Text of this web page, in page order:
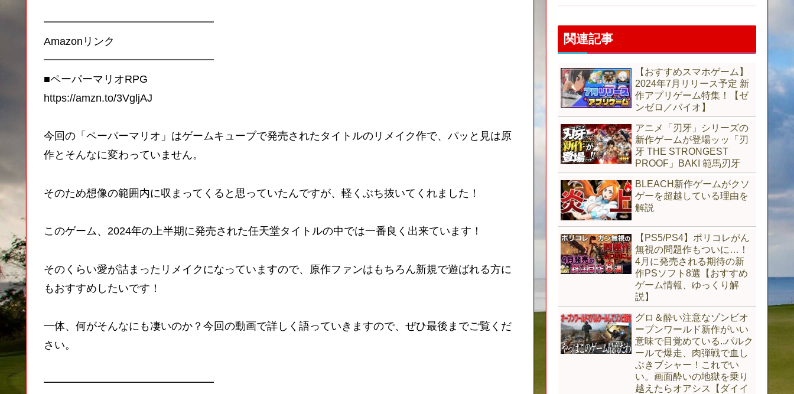
━━━━━━━━━━━━━━━━
Amazonリンク
━━━━━━━━━━━━━━━━
■ペーパーマリオRPG
https://amzn.to/3VgljAJ
今回の「ペーパーマリオ」はゲームキューブで発売されたタイトルのリメイク作で、パッと見は原
作とそんなに変わっていません。
そのため想像の範囲内に収まってくると思っていたんですが、軽くぶち抜いてくれました！
このゲーム、2024年の上半期に発売された任天堂タイトルの中では一番良く出来ています！
そのくらい愛が詰まったリメイクになっていますので、原作ファンはもちろん新規で遊ばれる方に
もおすすめしたいです！
一体、何がそんなにも凄いのか？今回の動画で詳しく語っていきますので、ぜひ最後までご覧くだ
さい。
━━━━━━━━━━━━━━━━
関連記事
【おすすめスマホゲーム】
2024年7月リリース予定 新
作アプリゲーム特集！【ゼ
ンゼロ／バイオ】
アニメ「刃牙」シリーズの
新作ゲームが登場ッッ「刃
牙 THE STRONGEST
PROOF」BAKI 範馬刃牙
BLEACH新作ゲームがクソ
ゲーを超越している理由を
解説
【PS5/PS4】ポリコレがん
無視の問題作もついに…！
4月に発売される期待の新
作PSソフト8選【おすすめ
ゲーム情報、ゆっくり解
説】
グロ＆酔い注意なゾンビオ
ープンワールド新作がいい
意味で目覚めている..パルク
ールで爆走、肉弾戦で血し
ぶきブシャー！これでい
い。画面酔いの地獄を乗り
越えたらオアシス【ダイイ